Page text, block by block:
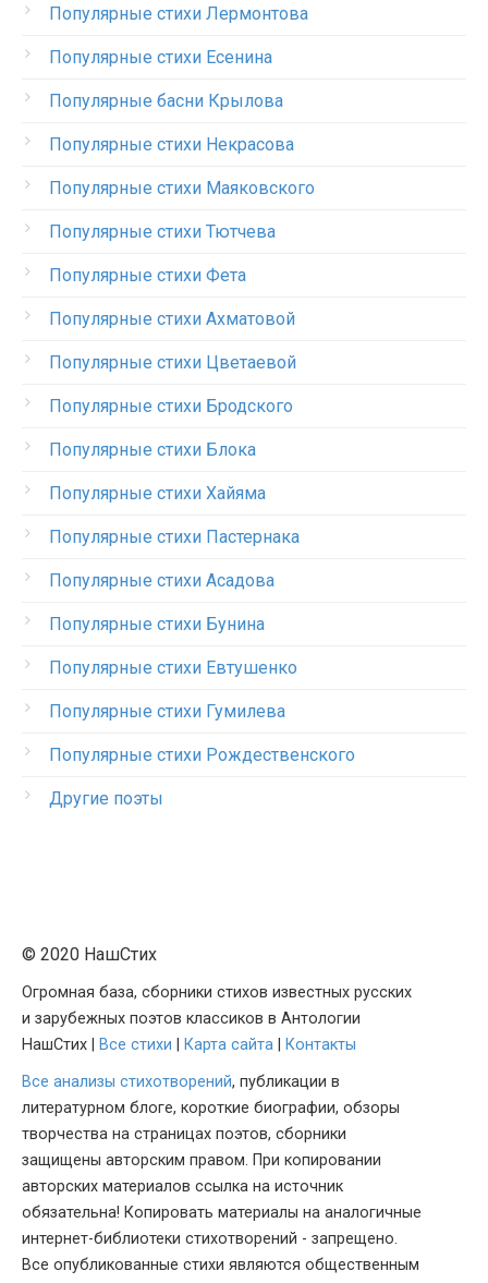
Популярные стихи Лермонтова
Популярные стихи Есенина
Популярные басни Крылова
Популярные стихи Некрасова
Популярные стихи Маяковского
Популярные стихи Тютчева
Популярные стихи Фета
Популярные стихи Ахматовой
Популярные стихи Цветаевой
Популярные стихи Бродского
Популярные стихи Блока
Популярные стихи Хайяма
Популярные стихи Пастернака
Популярные стихи Асадова
Популярные стихи Бунина
Популярные стихи Евтушенко
Популярные стихи Гумилева
Популярные стихи Рождественского
Другие поэты
© 2020 НашСтих
Огромная база, сборники стихов известных русских
и зарубежных поэтов классиков в Антологии
НашСтих |
Все стихи Карта сайта
Контакты
Все анализы стихотворений, публикации в
литературном блоге, короткие биографии, обзоры
творчества на страницах поэтов, сборники
защищены авторским правом. При копировании
авторских материалов ссылка на источник
обязательна! Копировать материалы на аналогичные
интернет-библиотеки стихотворений - запрещено.
Все опубликованные стихи являются общественным